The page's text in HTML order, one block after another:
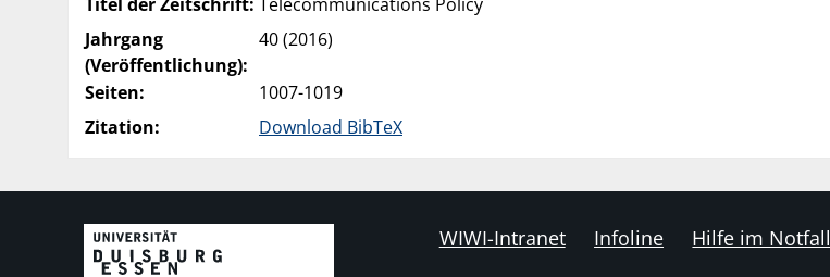
Jahrgang
(Veröffentlichung):
40 (2016)
Seiten:
1007-1019
Zitation:
Download BibTeX
WIWI-Intranet Infoline Hilfe im Notfall